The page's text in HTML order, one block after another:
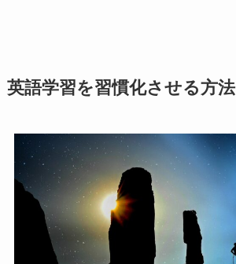
英語学習を習慣化させる方法